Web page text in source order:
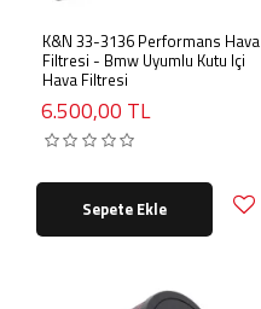
K&N 33-3136 Performans Hava
Filtresi - Bmw Uyumlu Kutu Içi
Hava Filtresi
6.500,00 TL
Sepete Ekle